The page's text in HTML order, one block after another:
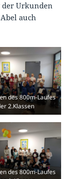
der Urkunden
auch
des 800m-Laufes
2.Klassen
des 800m-Laufes